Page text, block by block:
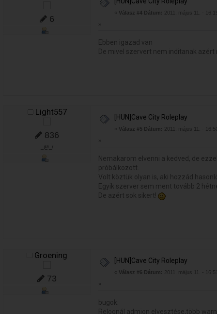
6
« Válasz #4 Dátum:
2011. május 11. -
»
Ebben igazad van
De mivel szervert nem inditanak
Light557
836
_@_/
[HUN]Cave City Roleplay
« Válasz #5 Dátum:
2011. május 11. -
»
Nemakarom elvenni a kedved, de
próbálkozott.
Volt köztük olyan is, aki hozzád
Egyik szerver sem ment tovább 2
De azért sok sikert!
Groening
73
[HUN]Cave City Roleplay
« Válasz #6 Dátum:
2011. május 11. -
»
bugok:
Relognál admion elvesztése,több